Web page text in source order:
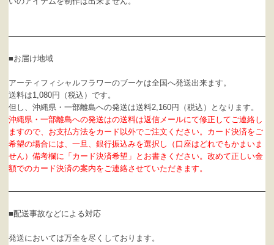
■お届け地域
アーティフィシャルフラワーのブーケは全国へ発送出来ます。
送料は1,080円（税込）です。
但し、沖縄県・一部離島への発送は送料2,160円（税込）となります。
沖縄県・一部離島への発送はの送料は返信メールにて修正してご連絡し
ますので、お支払方法をカード以外でご注文ください。カード決済をご
希望の場合には、一旦、銀行振込みを選択し（口座はどれでもかまいま
せん）備考欄に「カード決済希望」とお書きください。改めて正しい金
額でのカード決済の案内をご連絡させていただきます。
■配送事故などによる対応
発送においては万全を尽くしております。